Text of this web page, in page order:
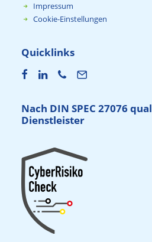
Impressum
Cookie-Einstellungen
Quicklinks
Nach DIN SPEC 27076
Dienstleister